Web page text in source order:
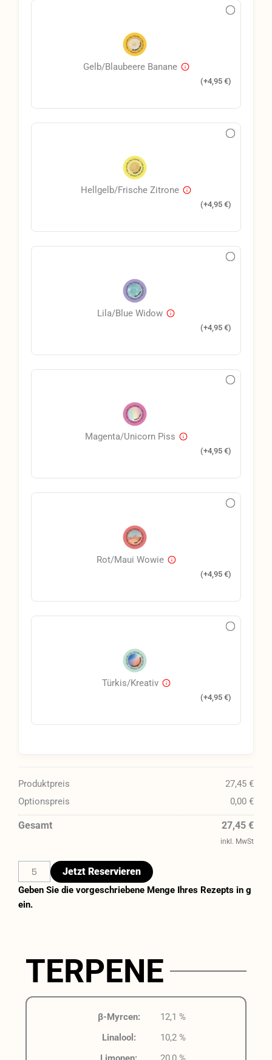
Gelb/Blaubeere Banane
(+4,95 €)
Hellgelb/Frische Zitrone
(+4,95 €)
Lila/Blue Widow
(+4,95 €)
Magenta/Unicorn Piss
(+4,95 €)
Rot/Maui Wowie
(+4,95 €)
Türkis/Kreativ
(+4,95 €)
Produktpreis
27,45 €
Optionspreis
0,00 €
Gesamt 27,45 €
inkl. MwSt
Jetzt Reservieren
Geben Sie die vorgeschriebene Menge Ihres Rezepts in g
ein.
TERPENE
β-Myrcen:
12,1 %
Linalool:
10,2 %